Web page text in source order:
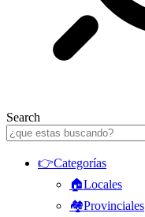
Search
👉Categorías
🏠Locales
🏘️Provinciales